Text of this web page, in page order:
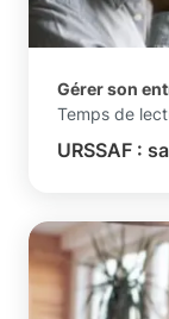
Gérer son
Temps de
URSSAF :